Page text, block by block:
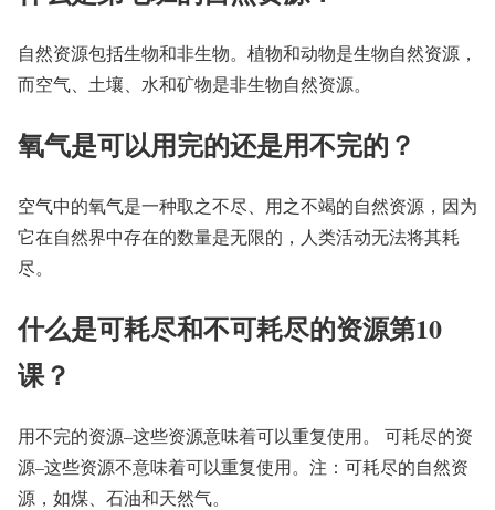
自然资源包括生物和非生物。植物和动物是生物自然资源，
而空气、土壤、水和矿物是非生物自然资源。
氧气是可以用完的还是用不完的？
空气中的氧气是一种取之不尽、用之不竭的自然资源，因为
它在自然界中存在的数量是无限的，人类活动无法将其耗
尽。
什么是可耗尽和不可耗尽的资源第10
课？
用不完的资源–这些资源意味着可以重复使用。 可耗尽的资
源–这些资源不意味着可以重复使用。注：可耗尽的自然资
源，如煤、石油和天然气。